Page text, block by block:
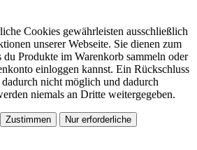
Cookies gewährleisten ausschließlich
unserer Webseite. Sie dienen zum
du Produkte im Warenkorb sammeln oder
einloggen kannst. Ein Rückschluss
nicht möglich und dadurch
niemals an Dritte weitergegeben.
Zustimmen Nur erforderliche